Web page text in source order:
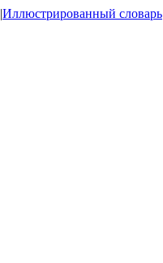
|Иллюстрированный словарь